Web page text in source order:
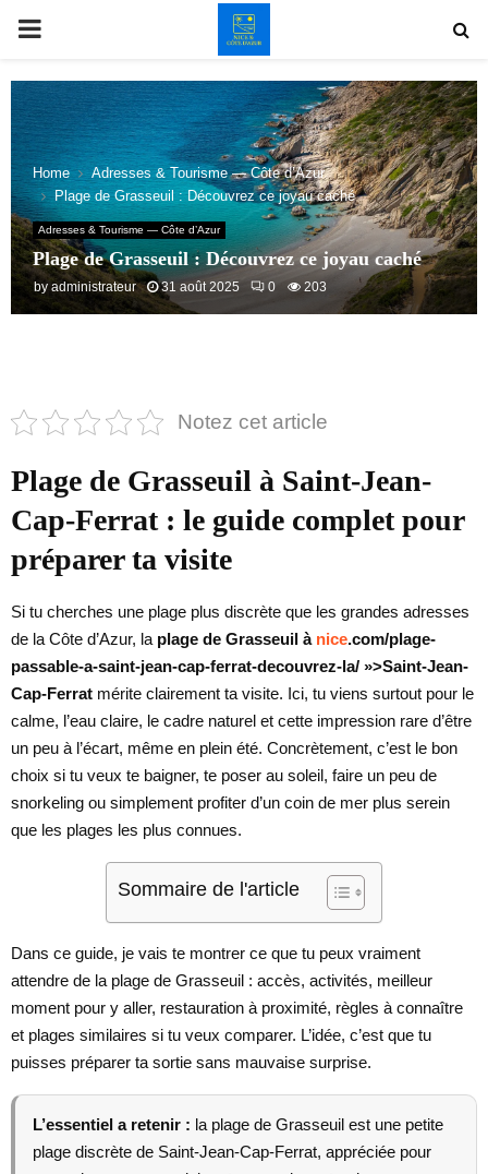
PRIMARY
MENU
Home
Adresses & Tourisme — Côte d’Azur
Plage de Grasseuil : Découvrez ce joyau caché
Adresses & Tourisme — Côte d’Azur
Plage de Grasseuil : Découvrez ce joyau caché
by administrateur 31 août 2025 0 203
Notez cet article
Plage de Grasseuil à Saint-Jean-
Cap-Ferrat : le guide complet pour
préparer ta visite
Si tu cherches une plage plus discrète que les grandes adresses
de la Côte d’Azur, la plage de Grasseuil à nice.com/plage-
passable-a-saint-jean-cap-ferrat-decouvrez-la/ »>Saint-Jean-
Cap-Ferrat mérite clairement ta visite. Ici, tu viens surtout pour le
calme, l’eau claire, le cadre naturel et cette impression rare d’être
un peu à l’écart, même en plein été. Concrètement, c’est le bon
choix si tu veux te baigner, te poser au soleil, faire un peu de
snorkeling ou simplement profiter d’un coin de mer plus serein
que les plages les plus connues.
Sommaire de l'article
Dans ce guide, je vais te montrer ce que tu peux vraiment
attendre de la plage de Grasseuil : accès, activités, meilleur
moment pour y aller, restauration à proximité, règles à connaître
et plages similaires si tu veux comparer. L’idée, c’est que tu
puisses préparer ta sortie sans mauvaise surprise.
L’essentiel a retenir : la plage de Grasseuil est une petite
plage discrète de Saint-Jean-Cap-Ferrat, appréciée pour